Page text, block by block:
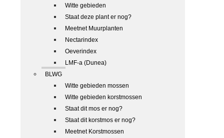
Witte gebieden
Staat deze plant er nog?
Meetnet Muurplanten
Nectarindex
Oeverindex
LMF-a (Dunea)
BLWG
Witte gebieden mossen
Witte gebieden korstmossen
Staat dit mos er nog?
Staat dit korstmos er nog?
Meetnet Korstmossen